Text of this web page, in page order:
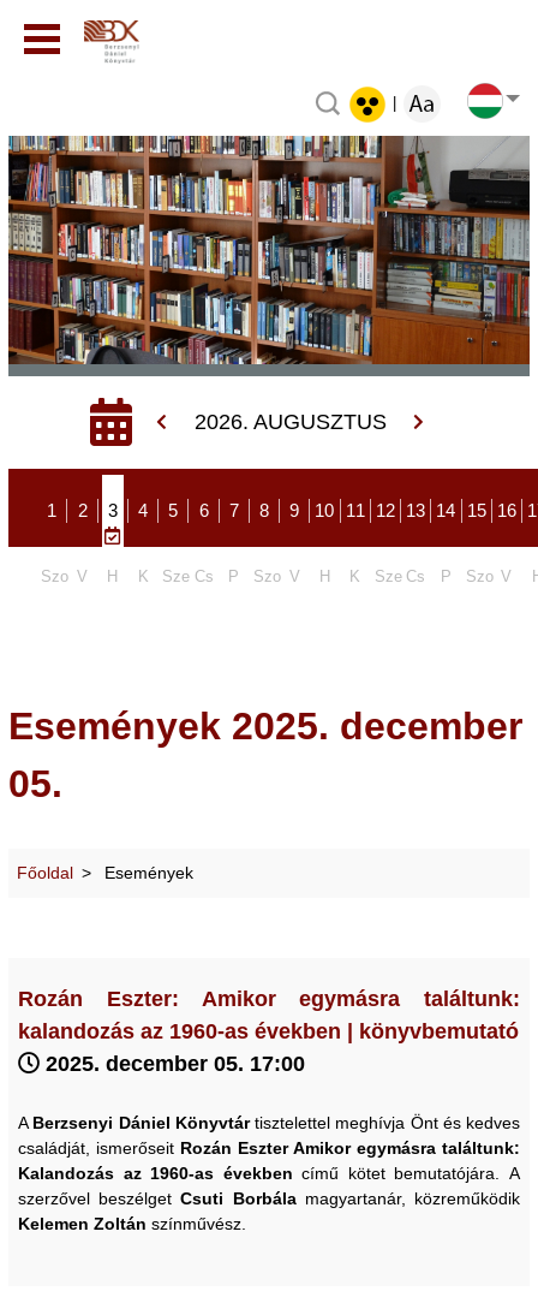
2026. AUGUSZTUS
1 2 3 4 5 6 7 8 9 10 11 12 13 14 15 16
Szo V H K Sze Cs P Szo V H K Sze Cs P Szo V
Események 2025. december
05.
Főoldal Események
Rozán Eszter: Amikor egymásra találtunk:
kalandozás az 1960-as években | könyvbemutató
2025. december 05. 17:00
A Berzsenyi Dániel Könyvtártisztelettel meghívja Önt és kedves
családját, ismerőseit Rozán EszterAmikor egymásra találtunk:
Kalandozás az 1960-as évekbencímű kötet bemutatójára. A
szerzővel beszélgetCsuti Borbálamagyartanár, közreműködik
Kelemen Zoltán színművész.